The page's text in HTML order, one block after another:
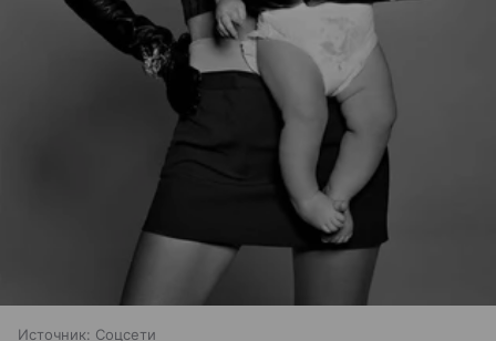
Источник: Соцсети